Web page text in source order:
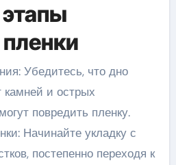
Убедитесь, что дно
и острых
повредить пленку.
Начинайте укладку с
постепенно переходя к